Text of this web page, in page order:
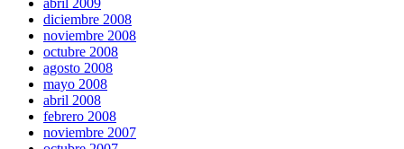
abril 2009
diciembre 2008
noviembre 2008
octubre 2008
agosto 2008
mayo 2008
abril 2008
febrero 2008
noviembre 2007